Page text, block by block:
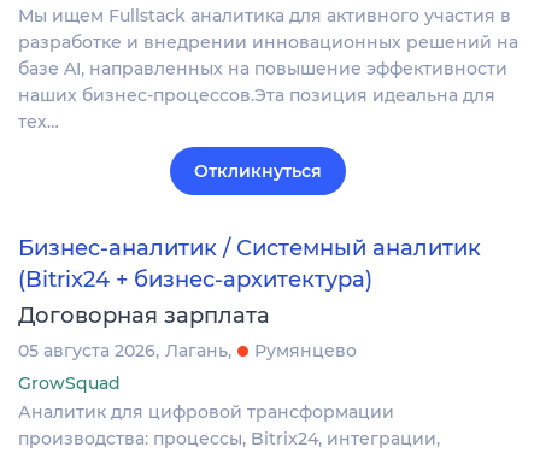
Мы ищем Fullstack аналитика для активного участия в
разработке и внедрении инновационных решений на
базе AI, направленных на повышение эффективности
наших бизнес-процессов.Эта позиция идеальна для
тех…
Откликнуться
Бизнес-аналитик / Системный аналитик
(Bitrix24 + бизнес-архитектура)
Договорная зарплата
05 августа 2026 Лагань
Румянцево
GrowSquad
Аналитик для цифровой трансформации
производства: процессы, Bitrix24, интеграции,